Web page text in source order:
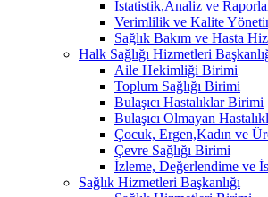
İstatistik,Analiz ve
Verimlilik ve Kalite
Sağlık Bakım ve Hasta
Halk Sağlığı Hizmetleri
Aile Hekimliği Birimi
Toplum Sağlığı Birimi
Bulaşıcı Hastalıklar Birimi
Bulaşıcı Olmayan
Çocuk, Ergen,Kadın ve
Çevre Sağlığı Birimi
İzleme, Değerlendime ve
Sağlık Hizmetleri Başkanlığı